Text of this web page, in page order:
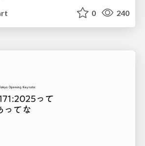
0 240